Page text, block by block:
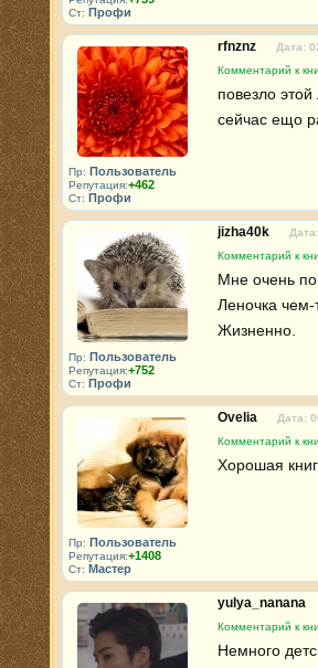
Ст: Профи
Пр: Пользователь
Репутация:+462
Ст: Профи
rfnznz
Дата:
Комментарий к
повезло
сейчас ещо
Пр: Пользователь
Репутация:+752
Ст: Профи
jizha40k
Комментарий к
Мне очень
Леночка чем-
Жизненно.
Пр: Пользователь
Репутация:+1408
Ст: Мастер
Ovelia
Дата:
Комментарий к
Хорошая
yulya_nanana
Комментарий к
Немного